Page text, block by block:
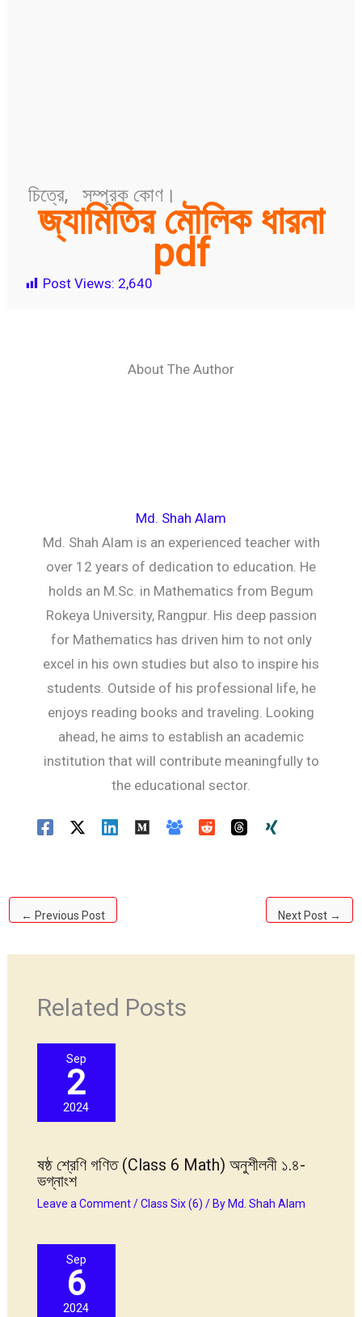
চিত্রে, সম্পূরক কোণ।
জ্যামিতির মৌলিক ধারনা
pdf
Post Views: 2,640
About The Author
Md. Shah Alam
Md. Shah Alam is an experienced teacher with
over 12 years of dedication to education. He
holds an M.Sc. in Mathematics from Begum
Rokeya University, Rangpur. His deep passion
for Mathematics has driven him to not only
excel in his own studies but also to inspire his
students. Outside of his professional life, he
enjoys reading books and traveling. Looking
ahead, he aims to establish an academic
institution that will contribute meaningfully to
the educational sector.
← Previous Post Next Post →
Related Posts
Sep
2
2024
ষষ্ঠ শ্রেণি গণিত (Class 6 Math) অনুশীলনী ১.৪-
ভগ্নাংশ
Leave a Comment /Class Six (6) / By Md. Shah Alam
Sep
6
2024